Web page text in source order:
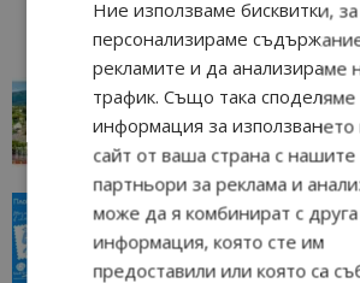
“Пощенска картичка
отвъд очакваното
Петрич
“Пощенска картичка от…”:
всички времена
Пловдив
Ние използваме бисквитки,
персонализираме
рекламите и да анализираме
трафик. Също така споделяме
информация за
сайт от ваша страна с нашите
партньори за реклама и
може да я комбинират с друга
информация, която сте им
предоставили или която са